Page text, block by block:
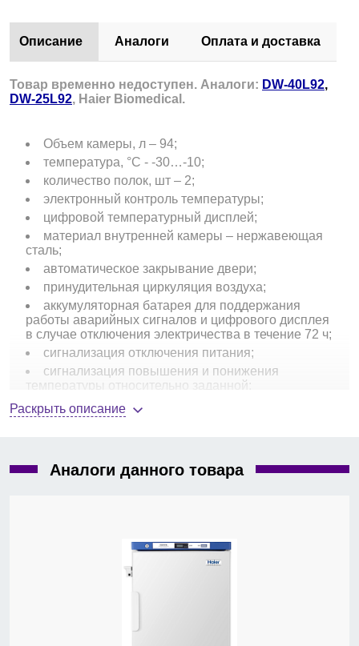
Описание Аналоги Оплата и доставка
Товар временно недоступен. Аналоги: DW-40L92,
DW-25L92, Haier Biomedical .
Объем камеры, л – 94;
температура, °С - -30…-10;
количество полок, шт – 2;
электронный контроль температуры;
цифровой температурный дисплей;
материал внутренней камеры – нержавеющая
сталь;
автоматическое закрывание двери;
принудительная циркуляция воздуха;
аккумуляторная батарея для поддержания
работы аварийных сигналов и цифрового дисплея
в случае отключения электричества в течение 72 ч;
сигнализация отключения питания;
сигнализация повышения и понижения
температуры относительно заданной;
сигнализация незакрытой двери;
дистанционный аварийный сигнал;
внутренние размеры камеры, ШхГхВ, мм —
габариты, ШхГхВ, мм — 610×659×790;
Раскрыть описание
Аналоги данного товара